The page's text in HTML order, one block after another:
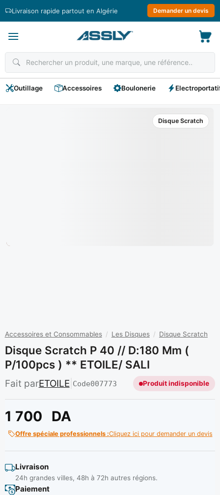
Livraison rapide partout en Algérie Demander un devis
Outillage Accessoires Boulonerie
Disque Scratch
Accessoires et Consommables / Les Disques / Disque Scratch
Disque Scratch P 40 // D:180 Mm (
P/100pcs ) ** ETOILE/ SALI
Fait parETOILE Code007773 Produit indisponible
1 700 DA
Offre spéciale professionnels :Cliquez ici pour demander un devis
Livraison
24h grandes villes, 48h à 72h autres régions.
Paiement